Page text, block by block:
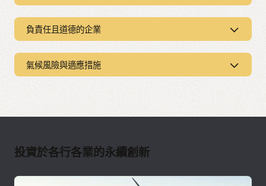
在供應鏈中融入韌性與循環概念
Oracle Supply Chain Management提供從採購到交貨的整個
供應鏈作業的完整可見性，協助企業減少浪費、節省資源，並
建立更永續且有彈性的供應鏈。
規劃和支援循環流程
來預測需求變化，並分析對環境的影響。
負責任且道德的企業
保護及培育人才
培養健康和平衡文化
透過Oracle Workforce Management
和人事資料。
氣候風險與適應措施
對於致力於降低環境影響的企業而言，雲端是一項具永續性的
替代方案。Oracle Cloud Infrastructure (OCI) 提供彈性的運算
置。Oracle Cloud 運用最先進的冷卻和能源效益技術，減少了
投資於各行各業的永續創新